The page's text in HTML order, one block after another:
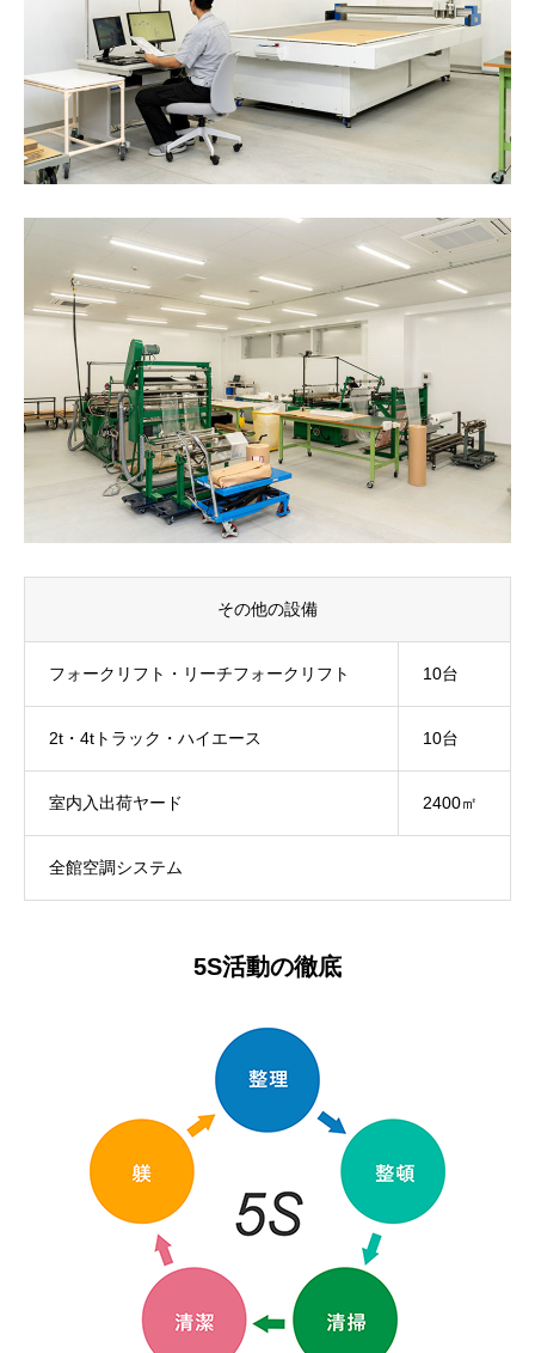
その他の設備
フォークリフト・リーチフォークリフト 10台
2t・4tトラック・ハイエース 10台
室内入出荷ヤード 2400㎡
全館空調システム
5S活動の徹底